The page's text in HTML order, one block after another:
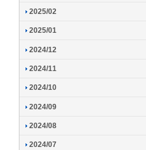
2025/02
2025/01
2024/12
2024/11
2024/10
2024/09
2024/08
2024/07